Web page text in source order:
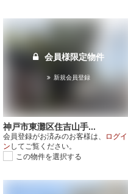
会員様限定物件
新規会員登録
神戸市東灘区住吉山手...
会員登録がお済みのお客様は、
ログイ
ン してご覧ください。
この物件を選択する